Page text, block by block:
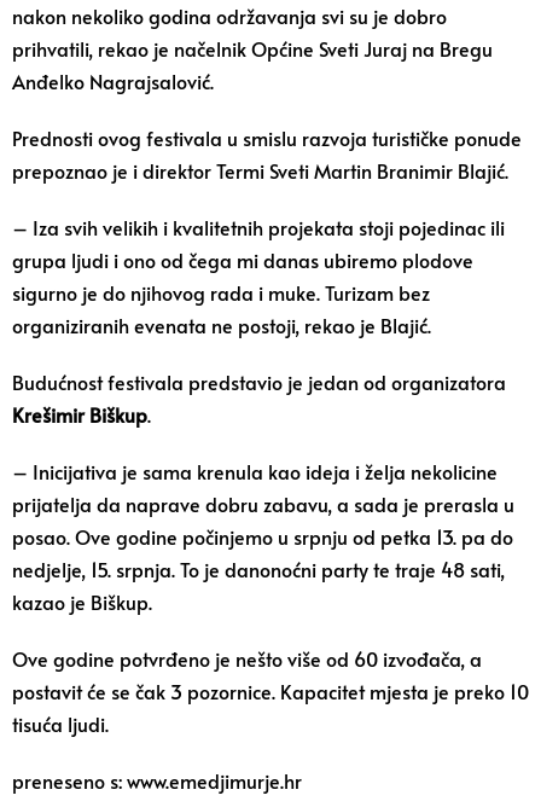
nakon nekoliko godina održavanja svi su je dobro
prihvatili, rekao je načelnik Općine Sveti Juraj na Bregu
Anđelko Nagrajsalović.
Prednosti ovog festivala u smislu razvoja turističke ponude
prepoznao je i direktor Termi Sveti Martin Branimir Blajić.
– Iza svih velikih i kvalitetnih projekata stoji pojedinac ili
grupa ljudi i ono od čega mi danas ubiremo plodove
sigurno je do njihovog rada i muke. Turizam bez
organiziranih evenata ne postoji, rekao je Blajić.
Budućnost festivala predstavio je jedan od organizatora
Krešimir Biškup.
– Inicijativa je sama krenula kao ideja i želja nekolicine
prijatelja da naprave dobru zabavu, a sada je prerasla u
posao. Ove godine počinjemo u srpnju od petka 13. pa do
nedjelje, 15. srpnja. To je danonoćni party te traje 48 sati,
kazao je Biškup.
Ove godine potvrđeno je nešto više od 60 izvođača, a
postavit će se čak 3 pozornice. Kapacitet mjesta je preko 10
tisuća ljudi.
preneseno s: www.emedjimurje.hr